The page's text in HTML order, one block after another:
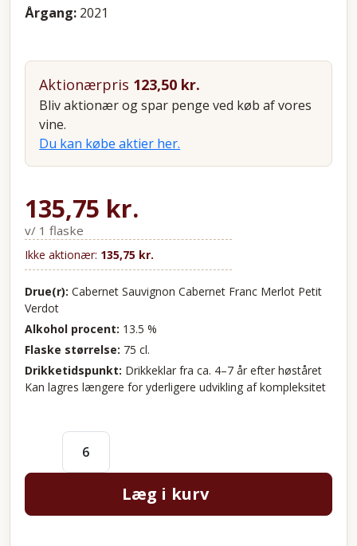
Årgang: 2021
Aktionærpris 123,50 kr.
Bliv aktionær og spar penge ved køb af vores
vine.
Du kan købe aktier her.
135,75 kr.
v/ 1 flaske
Ikke aktionær: 135,75 kr.
Drue(r): Cabernet Sauvignon Cabernet Franc Merlot Petit
Verdot
Alkohol procent: 13.5 %
Flaske størrelse: 75 cl.
Drikketidspunkt: Drikkeklar fra ca. 4–7 år efter høståret
Kan lagres længere for yderligere udvikling af kompleksitet
Læg i kurv